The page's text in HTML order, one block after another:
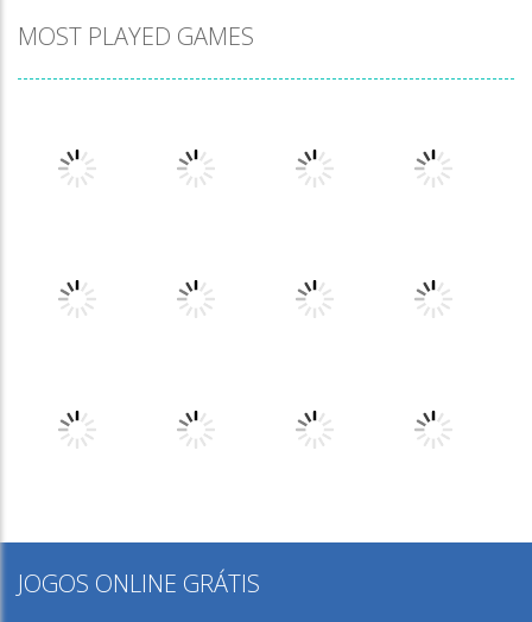
MOST PLAYED GAMES
Play Play
JOGOS ONLINE GRÁTIS